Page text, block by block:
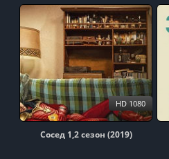
Сосед 1,2 сезон (2019)
HD 1080